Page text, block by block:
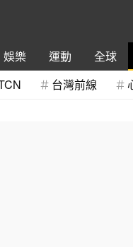
娛樂 運動 全球
台灣前線